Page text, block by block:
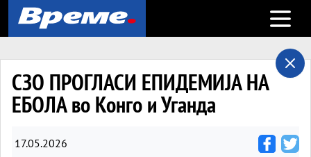
Open
СЗО ПРОГЛАСИ ЕПИДЕМИЈА НА
ЕБОЛА во Конго и Уганда
17.05.2026